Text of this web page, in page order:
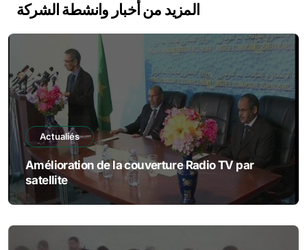
المزيد من أخبار وانشطة الشركة
Actualiés
Amélioration de la couverture Radio TV par
satellite